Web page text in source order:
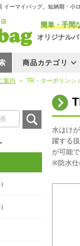
イーマイバッグ。短納期・小
簡単・手間
オリジナル
商品カテゴリ
案内 TR・ターポリンシ
水はけ
躍する
が可能
※防水仕